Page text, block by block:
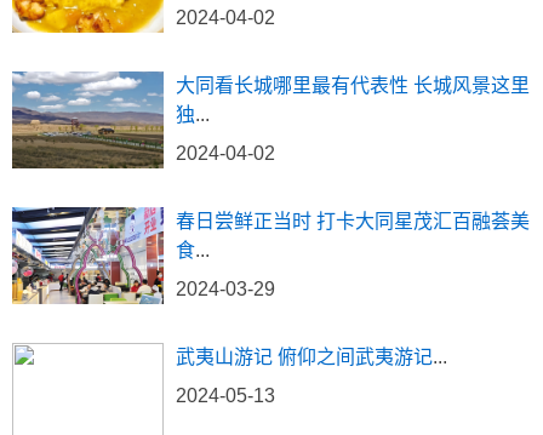
2024-04-02
大同看长城哪里最有代表性 长城风景这里
独...
2024-04-02
春日尝鲜正当时 打卡大同星茂汇百融荟美
食...
2024-03-29
武夷山游记 俯仰之间武夷游记...
2024-05-13